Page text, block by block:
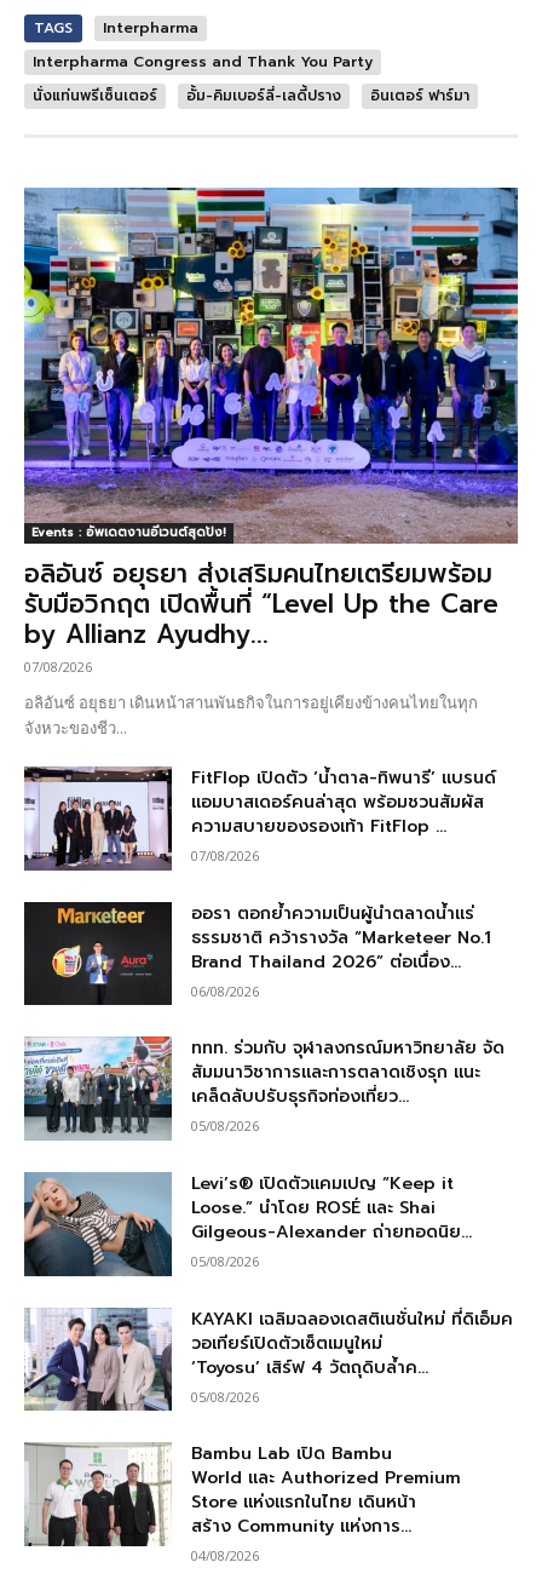
TAGS
Interpharma
Interpharma Congress and Thank You Party
นั่งแท่นพรีเซ็นเตอร์
อั้ม-คิมเบอร์ลี่-เลดี้ปราง อินเตอร์ ฟาร์มา
Events : อัพเดตงานอีเวนต์สุดปัง!
อลิอันซ์ อยุธยา ส่งเสริมคนไทยเตรียมพร้อม
รับมือวิกฤต เปิดพื้นที่ “Level Up the Care
by Allianz Ayudhy...
07/08/2026
อลิอันซ์ อยุธยา เดินหน้าสานพันธกิจในการอยู่เคียงข้างคนไทยในทุก
จังหวะของชีว...
FitFlop เปิดตัว ‘น้ำตาล-ทิพนารี’ แบรนด์
แอมบาสเดอร์คนล่าสุด พร้อมชวนสัมผัส
ความสบายของรองเท้า FitFlop ...
07/08/2026
ออรา ตอกย้ำความเป็นผู้นำตลาดน้ำแร่
ธรรมชาติ คว้ารางวัล “Marketeer No.1
Brand Thailand 2026” ต่อเนื่อง...
06/08/2026
ททท. ร่วมกับ จุฬาลงกรณ์มหาวิทยาลัย จัด
สัมมนาวิชาการและการตลาดเชิงรุก แนะ
เคล็ดลับปรับธุรกิจท่องเที่ยว...
05/08/2026
Levi’s® เปิดตัวแคมเปญ “Keep it
Loose.” นำโดย ROSÉ และ Shai
Gilgeous-Alexander ถ่ายทอดนิย...
05/08/2026
KAYAKI เฉลิมฉลองเดสติเนชั่นใหม่ ที่ดิเอ็มค
วอเทียร์เปิดตัวเซ็ตเมนูใหม่
‘Toyosu’ เสิร์ฟ 4 วัตถุดิบล้ำค...
05/08/2026
Bambu Lab เปิด Bambu
World และ Authorized Premium
Store แห่งแรกในไทย เดินหน้า
สร้าง Community แห่งการ...
04/08/2026